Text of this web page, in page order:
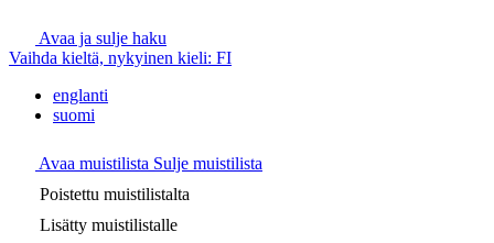
Avaa ja sulje haku
Vaihda kieltä, nykyinen kieli: FI
englanti
suomi
Avaa muistilista Sulje muistilista
Poistettu muistilistalta
Lisätty muistilistalle